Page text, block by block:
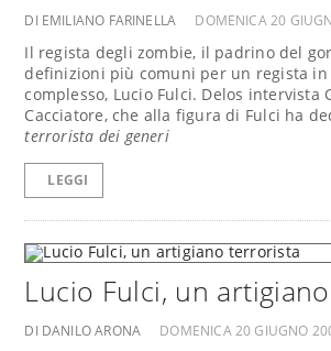
DI EMILIANO FARINELLA
DOMENICA 20
Il regista degli zombie, il padrino del
definizioni più comuni per un regista
complesso, Lucio Fulci. Delos intervista
Cacciatore, che alla figura di Fulci ha
terrorista dei generi
LEGGI
Lucio Fulci, un
DI DANILO ARONA DOMENICA 20 GIUGNO